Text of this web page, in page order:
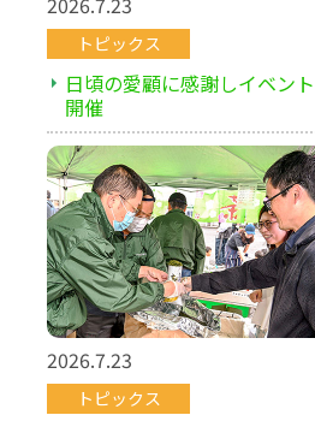
トピックス
日頃の愛顧に感謝しイベント
開催
2026.7.23
トピックス